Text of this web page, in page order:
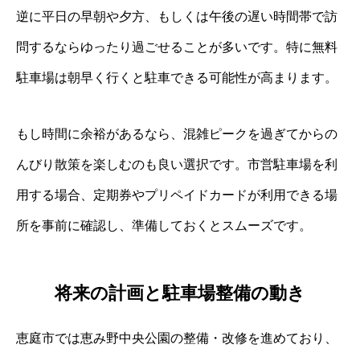
逆に平日の早朝や夕方、もしくは午後の遅い時間帯で訪
問するならゆったり過ごせることが多いです。特に無料
駐車場は朝早く行くと駐車できる可能性が高まります。
もし時間に余裕があるなら、混雑ピークを過ぎてからの
んびり散策を楽しむのも良い選択です。市営駐車場を利
用する場合、定期券やプリペイドカードが利用できる場
所を事前に確認し、準備しておくとスムーズです。
将来の計画と駐車場整備の動き
恵庭市では恵み野中央公園の整備・改修を進めており、